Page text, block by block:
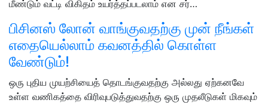
மீண்டும் வட்டி விகிதம் உயர்த்தப்படலாம் என சர்…
​பிசினஸ் லோன் வாங்குவதற்கு முன் நீங்கள்
எதையெல்லாம் கவனத்தில் கொள்ள
வேண்டும்!
ஒரு புதிய முயற்சியைத் தொடங்குவதற்கு அல்லது ஏற்கனவே
உள்ள வணிகத்தை விரிவுபடுத்துவதற்கு ஒரு முதலீடுகள் மிகவும்